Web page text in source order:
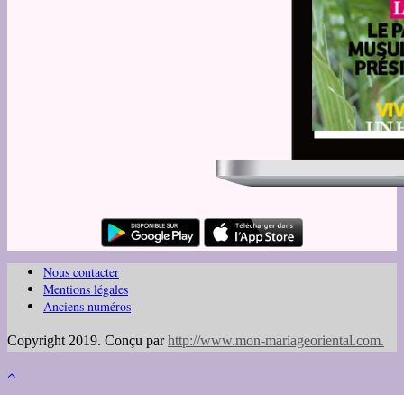
Nous contacter
Mentions légales
Anciens numéros
Copyright 2019. Conçu parhttp://www.mon-mariageoriental.com.